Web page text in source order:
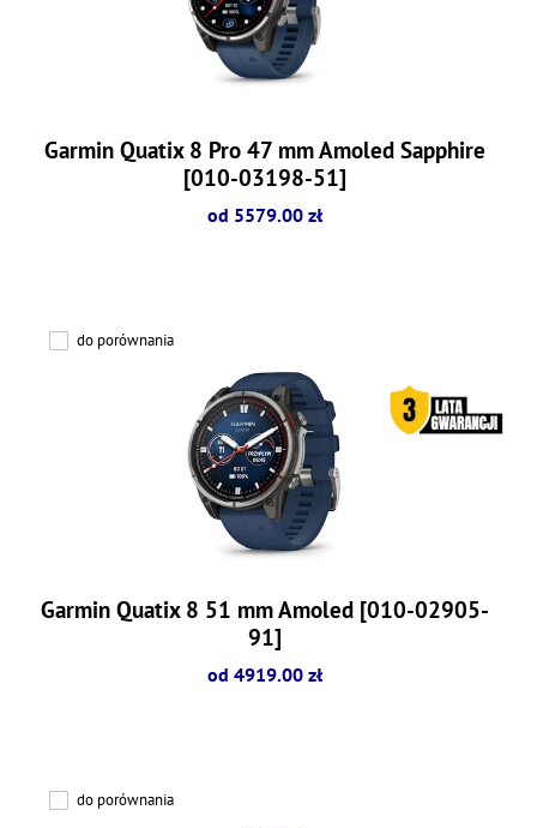
Garmin Quatix 8 Pro 47 mm Amoled Sapphire
[010-03198-51]
od 5579.00 zł
do porównania
Garmin Quatix 8 51 mm Amoled [010-02905-
91]
od 4919.00 zł
do porównania